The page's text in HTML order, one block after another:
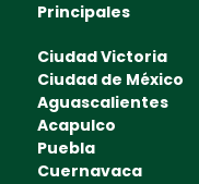
Principales
Ciudad Victoria
Ciudad de México
Aguascalientes
Acapulco
Puebla
Cuernavaca